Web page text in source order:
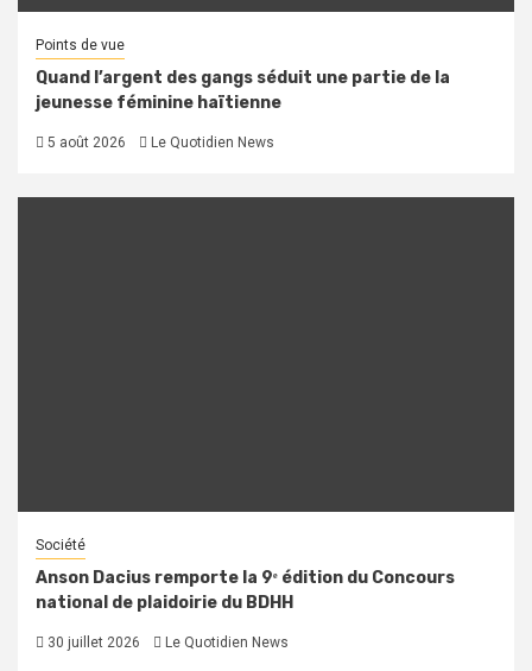
Points de vue
Quand l’argent des gangs séduit une partie de la
jeunesse féminine haïtienne
5 août 2026 Le Quotidien News
Société
Anson Dacius remporte la 9ᵉ édition du Concours
national de plaidoirie du BDHH
30 juillet 2026 Le Quotidien News